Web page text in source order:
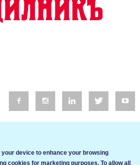
device to enhance your browsing
cookies for marketing purposes. To allow all